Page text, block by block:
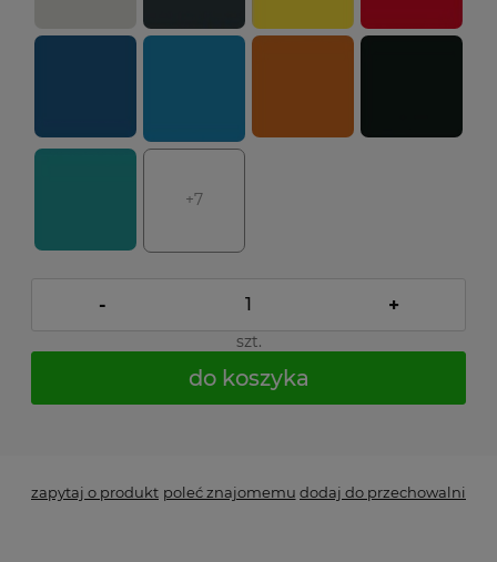
+7
- +
szt.
do koszyka
zapytaj o produkt poleć znajomemu dodaj do przechowalni